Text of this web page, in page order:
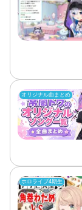
オリジナル曲まとめ
ホロライブ4期生